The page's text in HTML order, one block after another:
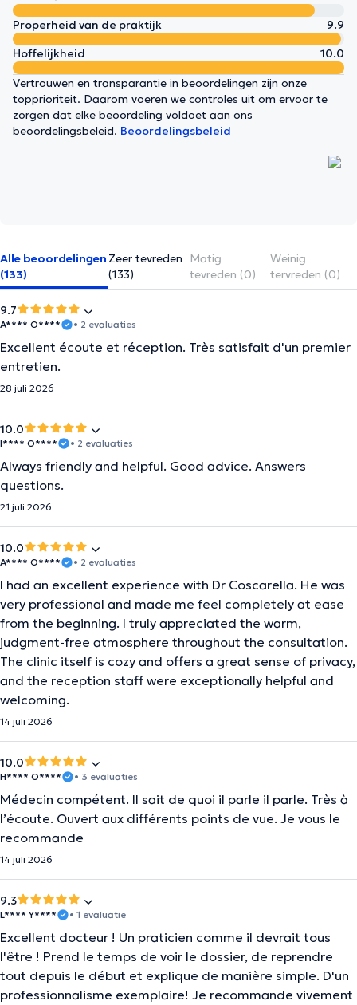
Properheid van de praktijk
9.9
Hoffelijkheid
10.0
Vertrouwen en transparantie in beoordelingen zijn onze
topprioriteit. Daarom voeren we controles uit om ervoor te
zorgen dat elke beoordeling voldoet aan ons
beoordelingsbeleid. Beoordelingsbeleid
Alle beoordelingen
(133)
Zeer tevreden
(133)
Matig
tevreden (0)
Weinig
tervreden (0)
9.7
A**** O**** • 2 evaluaties
Excellent écoute et réception. Très satisfait d'un premier
entretien.
28 juli 2026
10.0
I**** O**** • 2 evaluaties
Always friendly and helpful. Good advice. Answers
questions.
21 juli 2026
10.0
A**** O**** • 2 evaluaties
I had an excellent experience with Dr Coscarella. He was
very professional and made me feel completely at ease
from the beginning. I truly appreciated the warm,
judgment-free atmosphere throughout the consultation.
The clinic itself is cozy and offers a great sense of privacy,
and the reception staff were exceptionally helpful and
welcoming.
14 juli 2026
10.0
H**** O**** • 3 evaluaties
Médecin compétent. Il sait de quoi il parle il parle. Très à
l’écoute. Ouvert aux différents points de vue. Je vous le
recommande
14 juli 2026
9.3
L**** Y**** • 1 evaluatie
Excellent docteur ! Un praticien comme il devrait tous
l'être ! Prend le temps de voir le dossier, de reprendre
tout depuis le début et explique de manière simple. D'un
professionnalisme exemplaire! Je recommande vivement